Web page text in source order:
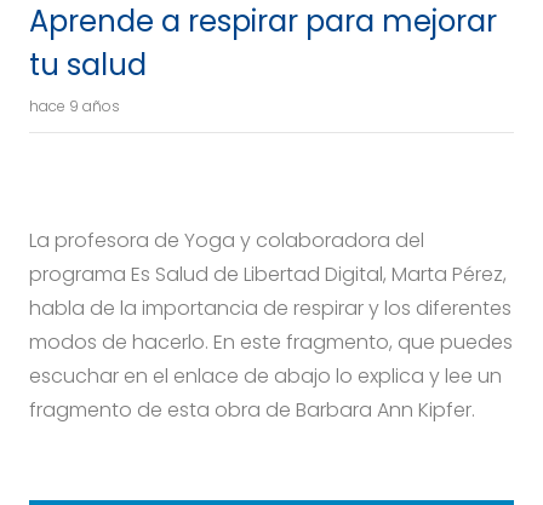
Aprende a respirar para mejorar
tu salud
hace 9 años
La profesora de Yoga y colaboradora del
programa Es Salud de Libertad Digital, Marta Pérez,
habla de la importancia de respirar y los diferentes
modos de hacerlo. En este fragmento, que puedes
escuchar en el enlace de abajo lo explica y lee un
fragmento de esta obra de Barbara Ann Kipfer.